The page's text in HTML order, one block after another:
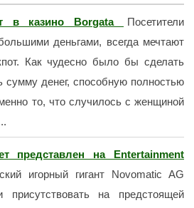
в казино Borgata
Посетители
деньгами, всегда мечтают
Как чудесно было бы сделать
сумму денег, способную полностью
то, что случилось с женщиной
представлен на Entertainment
игорный гигант Novomatic AG
на предстоящей